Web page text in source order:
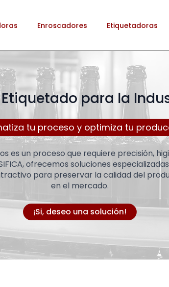
Enroscadores Etiquetadoras
para la
tu proceso y optimiza tu
es un proceso que requiere precisión,
ofrecemos soluciones
para preservar la calidad del
en el mercado.
¡Si, deseo una solución!